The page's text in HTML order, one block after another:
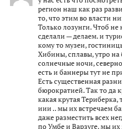
регион наш как раз
то, что этим во власти
Только лозунги. Чтоб не
сделали — делаем. и
кому то музеи,
Хибины, сплавы, утро на
солнечные ночи,
есть и баннеры тут не
Есть существенная
бюрократией. Так то да
какая крутая
иии .. мы их встречаем
даже разместить всех
по Умбе и Варзуге, мы